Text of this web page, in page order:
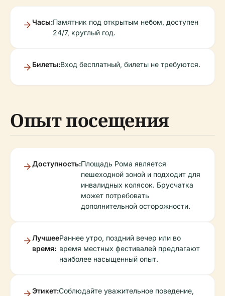
Часы:Памятник под открытым небом, доступен
24/7, круглый год.
Билеты:Вход бесплатный, билеты не требуются.
Опыт посещения
Доступность:Площадь Рома является
пешеходной зоной и подходит для
инвалидных колясок. Брусчатка
может потребовать
дополнительной осторожности.
Лучшее
время:
Раннее утро, поздний вечер или во
время местных фестивалей предлагают
наиболее насыщенный опыт.
Этикет:Соблюдайте уважительное поведение,